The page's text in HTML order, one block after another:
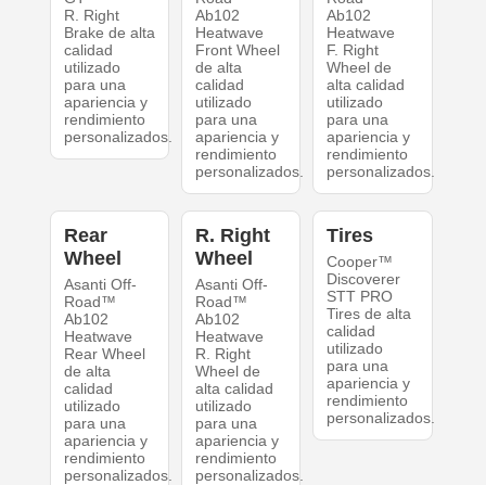
R. Right
Brake de alta
calidad
utilizado
para una
apariencia y
rendimiento
personalizados.
Ab102
Heatwave
Front Wheel
de alta
calidad
utilizado
para una
apariencia y
rendimiento
personalizados.
Ab102
Heatwave
F. Right
Wheel de
alta calidad
utilizado
para una
apariencia y
rendimiento
personalizados.
Rear
Wheel
Asanti Off-
Road™
Ab102
Heatwave
Rear Wheel
de alta
calidad
utilizado
para una
apariencia y
rendimiento
personalizados.
R. Right
Wheel
Asanti Off-
Road™
Ab102
Heatwave
R. Right
Wheel de
alta calidad
utilizado
para una
apariencia y
rendimiento
personalizados.
Tires
Cooper™
Discoverer
STT PRO
Tires de alta
calidad
utilizado
para una
apariencia y
rendimiento
personalizados.